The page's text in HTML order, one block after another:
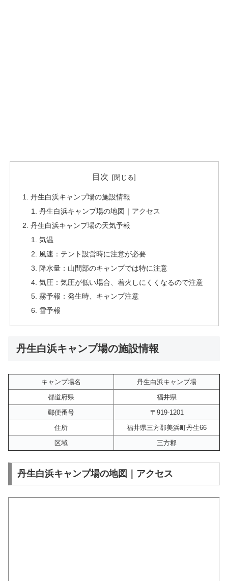
目次
丹生白浜キャンプ場の施設情報
丹生白浜キャンプ場の地図｜アクセス
丹生白浜キャンプ場の天気予報
気温
風速：テント設営時に注意が必要
降水量：山間部のキャンプでは特に注意
気圧：気圧が低い場合、着火しにくくなるので注意
霧予報：発生時、キャンプ注意
雪予報
丹生白浜キャンプ場の施設情報
キャンプ場名
丹生白浜キャンプ場
都道府県
福井県
郵便番号
〒919-1201
住所
福井県三方郡美浜町丹生66
区域
三方郡
丹生白浜キャンプ場の地図｜アクセス